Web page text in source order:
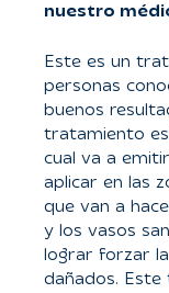
nuestro
Este es un
personas
buenos
tratamiento
cual va a
aplicar en las
que van a
y los vasos
lograr forzar
dañados.